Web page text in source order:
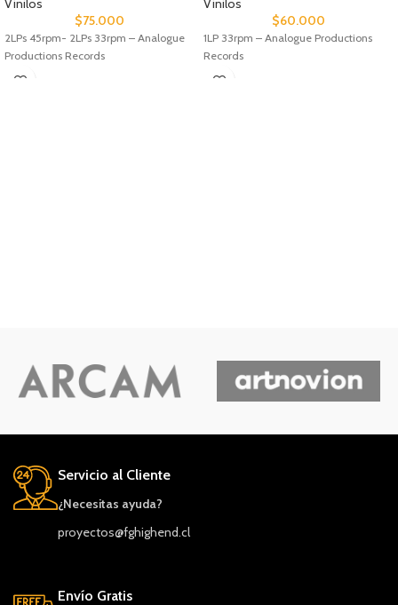
Vinilos
$75.000
2LPs 45rpm- 2LPs 33rpm – Analogue
Productions Records
Vinilos
$60.000
1LP 33rpm – Analogue Productions
Records
Servicio al Cliente
¿Necesitas ayuda?
proyectos@fghighend.cl
Envío Gratis